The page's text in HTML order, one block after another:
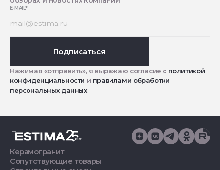
E-MAIL*
Подписаться
Нажимая «отправить», я выражаю согласие с политикой
конфиденциальности и правилами обработки
персональных данных
Керамогранит
Сопутствующие товары